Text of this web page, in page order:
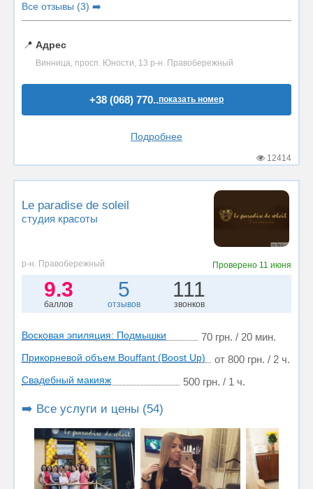
Все отзывы (3) ➡️
📍 Адрес
Винница, просп. Юности, 13 р-н. Правобережный
+38 (068) 770..показать номер
Подробнее
12414
Le paradise de soleil
студия красоты
р-н. Правобережный Проверено 11 июня
9.3
баллов
5
отзывов
111
звонков
Восковая эпиляция: Подмышки 70 грн. / 20 мин.
Прикорневой объем Bouffant (Boost Up) от 800 грн. / 2 ч.
Свадебный макияж 500 грн. / 1 ч.
➡️ Все услуги и цены (54)